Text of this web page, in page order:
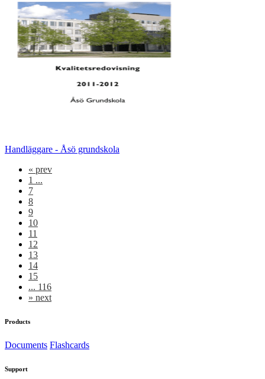
Handläggare - Åsö grundskola
« prev
1 ...
7
8
9
10
11
12
13
14
15
... 116
» next
Products
Documents Flashcards
Support